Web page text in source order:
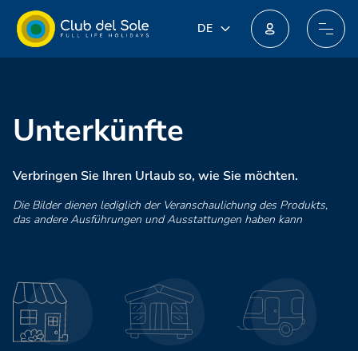
DE
Unterkünfte
Verbringen Sie Ihren Urlaub so, wie Sie möchten.
Die Bilder dienen lediglich der Veranschaulichung des Produkts,
das andere Ausführungen und Ausstattungen haben kann